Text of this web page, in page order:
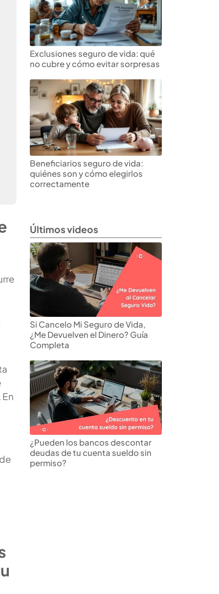
Exclusiones seguro de vida: qué
no cubre y cómo evitar sorpresas
Beneficiarios seguro de vida:
quiénes son y cómo elegirlos
correctamente
Últimos videos
Si Cancelo Mi Seguro de Vida,
¿Me Devuelven el Dinero? Guía
Completa
¿Pueden los bancos descontar
deudas de tu cuenta sueldo sin
permiso?